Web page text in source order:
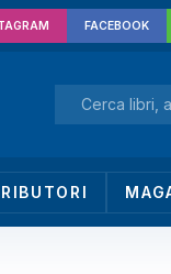
FACEBOOK